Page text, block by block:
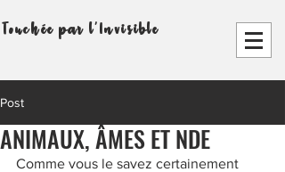
Touchée par l'Invisible
Post
ANIMAUX, ÂMES ET NDE
Comme vous le savez certainement